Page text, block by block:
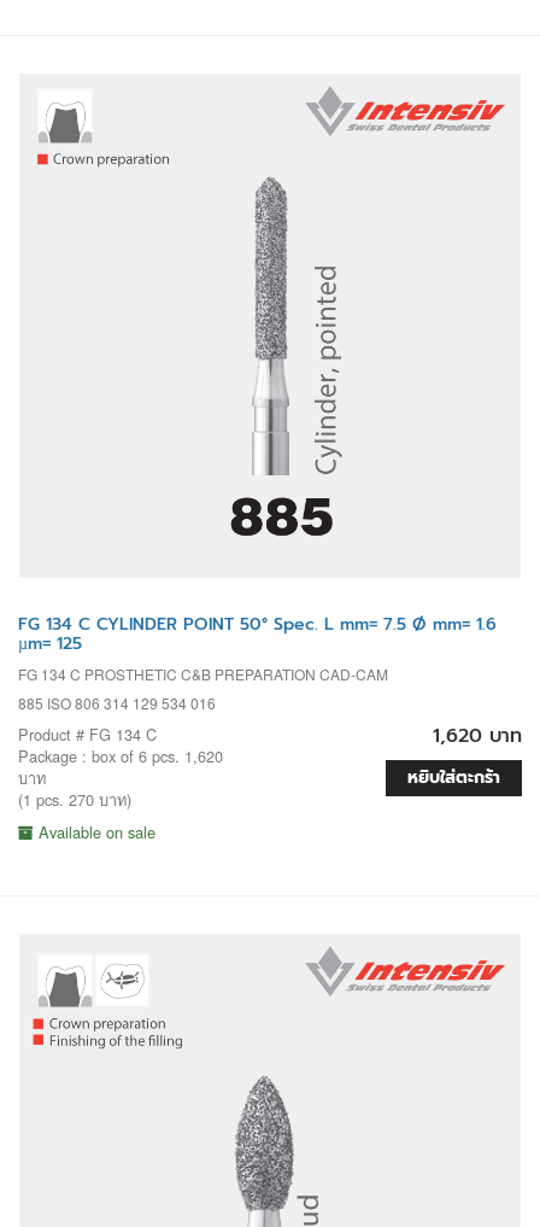
FG 134 C CYLINDER POINT 50° Spec. L mm= 7.5 Ø mm= 1.6
µm= 125
FG 134 C PROSTHETIC C&B PREPARATION CAD-CAM
885 ISO 806 314 129 534 016
Product # FG 134 C
Package : box of 6 pcs. 1,620
บาท
(1 pcs. 270 บาท)
Available on sale
1,620 บาท
หยิบใส่ตะกร้า